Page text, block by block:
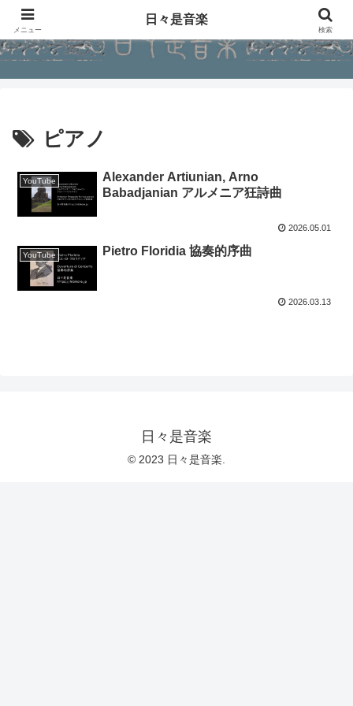
ピアノ
YouTube
Alexander Artiunian, Arno
Babadjanian アルメニア狂詩曲
2026.05.01
YouTube Pietro Floridia 協奏的序曲
2026.03.13
日々是音楽
© 2023 日々是音楽.
メニュー
日々是音楽
検索